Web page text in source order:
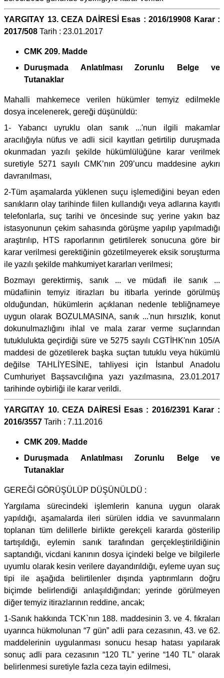
YARGITAY 13. CEZA DAİRESİ Esas : 2016/19908 Karar :
2017/508 Tarih : 23.01.2017
CMK 209. Madde
Duruşmada Anlatılması Zorunlu Belge ve
Tutanaklar
Mahalli mahkemece verilen hükümler temyiz edilmekle
dosya incelenerek, gereği düşünüldü:
1- Yabancı uyruklu olan sanık ...'nun ilgili makamlar
aracılığıyla nüfus ve adli sicil kayıtları getirtilip duruşmada
okunmadan yazılı şekilde hükümlülüğüne karar verilmek
suretiyle 5271 sayılı CMK’nın 209’uncu maddesine aykırı
davranılması,
2-Tüm aşamalarda yüklenen suçu işlemediğini beyan eden
sanıkların olay tarihinde fiilen kullandığı veya adlarına kayıtlı
telefonlarla, suç tarihi ve öncesinde suç yerine yakın baz
istasyonunun çekim sahasında görüşme yapılıp yapılmadığı
araştırılıp, HTS raporlarının getirtilerek sonucuna göre bir
karar verilmesi gerektiğinin gözetilmeyerek eksik soruşturma
ile yazılı şekilde mahkumiyet kararları verilmesi;
Bozmayı gerektirmiş, sanık ... ve müdafi ile sanık ...
müdafiinin temyiz itirazları bu itibarla yerinde görülmüş
olduğundan, hükümlerin açıklanan nedenle tebliğnameye
uygun olarak BOZULMASINA, sanık ...'nun hırsızlık, konut
dokunulmazlığını ihlal ve mala zarar verme suçlarından
tutuklulukta geçirdiği süre ve 5275 sayılı CGTİHK'nın 105/A
maddesi de gözetilerek başka suçtan tutuklu veya hükümlü
değilse TAHLİYESİNE, tahliyesi için İstanbul Anadolu
Cumhuriyet Başsavcılığına yazı yazılmasına, 23.01.2017
tarihinde oybirliği ile karar verildi.
YARGITAY 10. CEZA DAİRESİ Esas : 2016/2391 Karar :
2016/3557 Tarih : 7.11.2016
CMK 209. Madde
Duruşmada Anlatılması Zorunlu Belge ve
Tutanaklar
GEREĞİ GÖRÜŞÜLÜP DÜŞÜNÜLDÜ :
Yargılama sürecindeki işlemlerin kanuna uygun olarak
yapıldığı, aşamalarda ileri sürülen iddia ve savunmaların
toplanan tüm delillerle birlikte gerekçeli kararda gösterilip
tartışıldığı, eylemin sanık tarafından gerçekleştirildiğinin
saptandığı, vicdani kanının dosya içindeki belge ve bilgilerle
uyumlu olarak kesin verilere dayandırıldığı, eyleme uyan suç
tipi ile aşağıda belirtilenler dışında yaptırımların doğru
biçimde belirlendiği anlaşıldığından; yerinde görülmeyen
diğer temyiz itirazlarının reddine, ancak;
1-Sanık hakkında TCK`nın 188. maddesinin 3. ve 4. fıkraları
uyarınca hükmolunan “7 gün” adli para cezasının, 43. ve 62.
maddelerinin uygulanması sonucu hesap hatası yapılarak
sonuç adli para cezasının “120 TL” yerine “140 TL” olarak
belirlenmesi suretiyle fazla ceza tayin edilmesi,